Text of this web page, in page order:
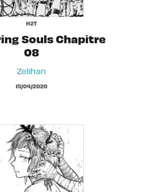
H2T
Souls Chapitre
08
Zelihan
15/04/2020